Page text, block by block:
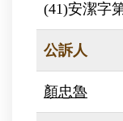
(41)安潔字
公訴人
顏忠魯